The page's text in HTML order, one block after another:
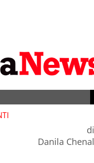
di
Danila Chenal